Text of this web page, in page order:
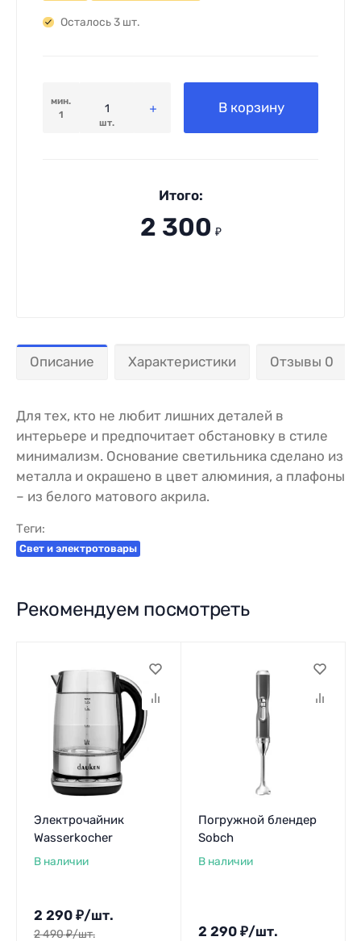
Осталось 3 шт.
мин.
1
шт.
В корзину
Итого:
2 300 ₽
Описание Характеристики Отзывы 0
Для тех, кто не любит лишних деталей в
интерьере и предпочитает обстановку в стиле
минимализм. Основание светильника сделано из
металла и окрашено в цвет алюминия, а плафоны
– из белого матового акрила.
Теги:
Свет и электротовары
Рекомендуем посмотреть
Электрочайник
Wasserkocher
В наличии
2 290 ₽/шт.
2 490₽/шт.
Погружной блендер
Sobch
В наличии
2 290 ₽/шт.